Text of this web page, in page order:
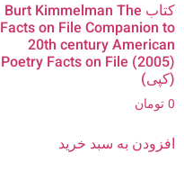
کتاب Burt Kimmelman The
Facts on File Companion to
20th century American
Poetry Facts on File (2005)
(کپی)
0تومان
افزودن به سبد خرید